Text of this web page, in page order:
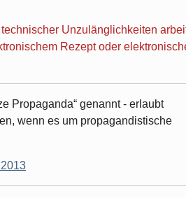
Unzulänglichkeiten
Rezept oder
Propaganda“ genannt - erlaubt
wenn es um propagandistische